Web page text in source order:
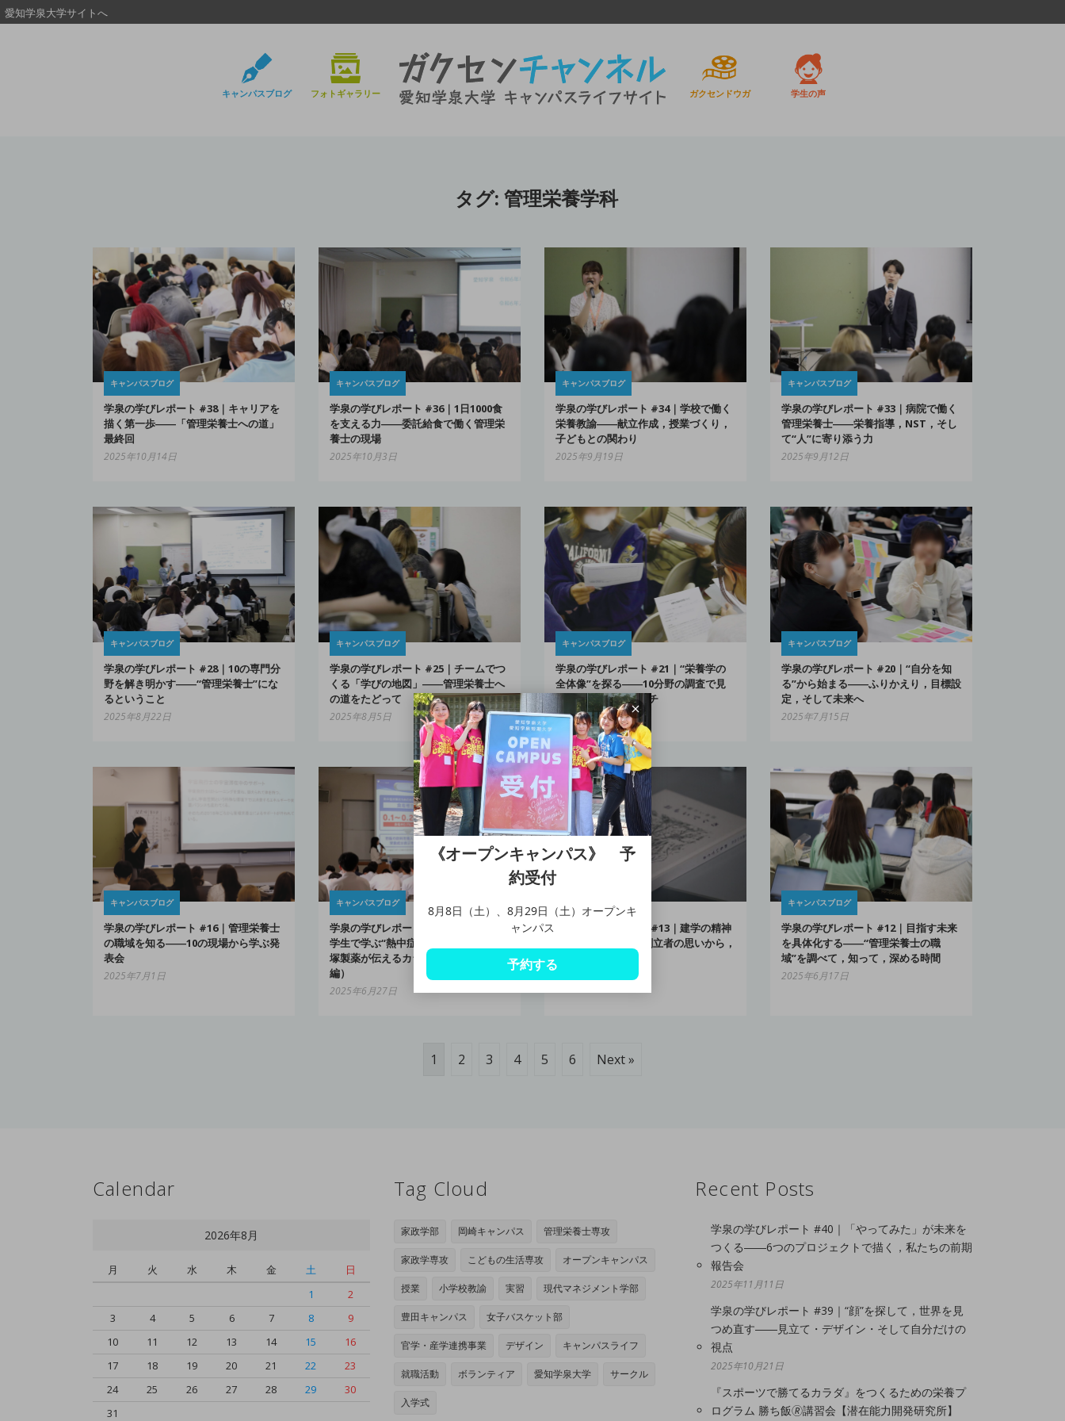
愛知学泉大学サイトへ
キャンパスブログ フォトギャラリー ガクセンドウガ 学生の声
タグ: 管理栄養学科
キャンパスブログ
学泉の学びレポート #38｜キャリアを
描く第一歩――「管理栄養士への道」
最終回
2025年10月14日
キャンパスブログ
学泉の学びレポート #36｜1日1000食
を支える力――委託給食で働く管理栄
養士の現場
2025年10月3日
キャンパスブログ
学泉の学びレポート #34｜学校で働く
栄養教諭――献立作成，授業づくり，
子どもとの関わり
2025年9月19日
キャンパスブログ
学泉の学びレポート #33｜病院で働く
管理栄養士――栄養指導，NST，そし
て“人”に寄り添う力
2025年9月12日
キャンパスブログ
学泉の学びレポート #28｜10の専門分
野を解き明かす――“管理栄養士”にな
るということ
2025年8月22日
キャンパスブログ
学泉の学びレポート #25｜チームでつ
くる「学びの地図」――管理栄養士へ
の道をたどって
2025年8月5日
キャンパスブログ
学泉の学びレポート #21｜“栄養学の
全体像”を探る――10分野の調査で見
えてくる未来のカタチ
2025年7月18日
キャンパスブログ
学泉の学びレポート #20｜“自分を知
る”から始まる――ふりかえり，目標設
定，そして未来へ
2025年7月15日
キャンパスブログ
学泉の学びレポート #16｜管理栄養士
の職域を知る――10の現場から学ぶ発
表会
2025年7月1日
キャンパスブログ
学泉の学びレポート #15｜高校生×大
学生で学ぶ“熱中症と水分補給”――大
塚製薬が伝えるカラダの守り方（特別
編）
2025年6月27日
学泉の学びレポート #13｜建学の精神
と“3つの挑戦”――創立者の思いから，
キャンパスブログ
学泉の学びレポート #12｜目指す未来
を具体化する――“管理栄養士の職
域”を調べて，知って，深める時間
2025年6月17日
1 2 3 4 5 6 Next »
Calendar
2026年8月
月 火 水 木 金 土
日
1
2
3
4 5 6 7 8
9
10
11 12 13 14 15
16
17
18 19 20 21 22
23
24
25 26 27 28 29
30
31
Tag Cloud
家政学部 岡崎キャンパス 管理栄養士専攻
家政学専攻 こどもの生活専攻 オープンキャンパス
授業 小学校教諭 実習 現代マネジメント学部
豊田キャンパス 女子バスケット部
官学・産学連携事業 デザイン キャンパスライフ
就職活動 ボランティア 愛知学泉大学 サークル
入学式
Recent Posts
学泉の学びレポート #40｜「やってみた」が未来を
つくる――6つのプロジェクトで描く，私たちの前期
報告会
2025年11月11日
学泉の学びレポート #39｜“顔”を探して，世界を見
つめ直す――見立て・デザイン・そして自分だけの
視点
2025年10月21日
『スポーツで勝てるカラダ』をつくるための栄養プ
ログラム 勝ち飯🄬講習会【潜在能力開発研究所】
《オープンキャンパス》 予
約受付
8月8日（土）、8月29日（土）オープンキ
ャンパス
予約する